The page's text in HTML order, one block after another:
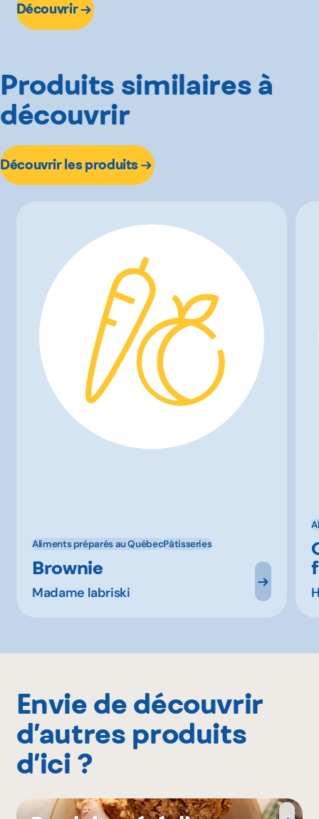
Découvrir
Produits similaires à
découvrir
Découvrir les produits
Aliments préparés au QuébecPâtisseries
Brownie
Madame labriski
Envie de découvrir
d’autres produits
d’ici ?